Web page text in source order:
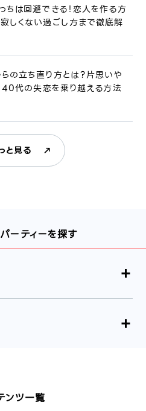
ちは回避できる！恋人を作る方
しくない過ごし方まで徹底解
の立ち直り方とは？片思いや
40代の失恋を乗り越える方法
と見る
ーティーを探す
ンツ一覧